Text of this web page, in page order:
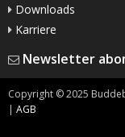
Downloads
Karriere
Newsletter
Copyright ©2025
| AGB